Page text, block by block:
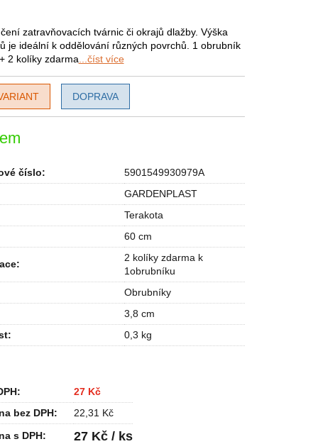
zatravňovacích tvárnic či okrajů dlažby. Výška
je ideální k oddělování různých povrchů. 1 obrubník
2 kolíky zdarma ...číst více
číslo:
5901549930979A
GARDENPLAST
Terakota
60 cm
:
2 kolíky zdarma k
1obrubníku
Obrubníky
3,8 cm
: 0,3 kg
DOPRAVA
27 Kč
bez DPH:
22,31 Kč
s DPH:
27 Kč / ks